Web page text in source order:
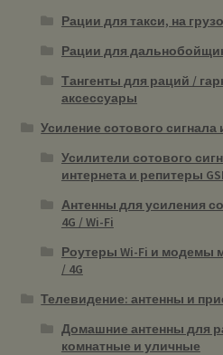
Рации для такси, на
Рации для
Тангенты для раций /
аксессуары
Усиление сотового
Усилители сотового
интернета и репитеры
Антенны для усиления
4G / Wi-Fi
Роутеры Wi-Fi и модемы
/ 4G
Телевидение: антенны и
Домашние антенны для
комнатные и уличные